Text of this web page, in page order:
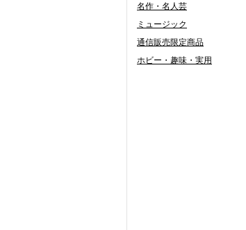
名作・名人芸
ミュージック
通信販売限定商品
ホビー・趣味・実用